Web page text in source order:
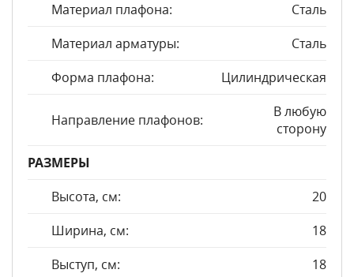
Материал плафона:
Сталь
Материал арматуры:
Сталь
Форма плафона:
Цилиндрическая
Направление плафонов:
В любую
сторону
РАЗМЕРЫ
Высота, см:
20
Ширина, см:
18
Выступ, см:
18